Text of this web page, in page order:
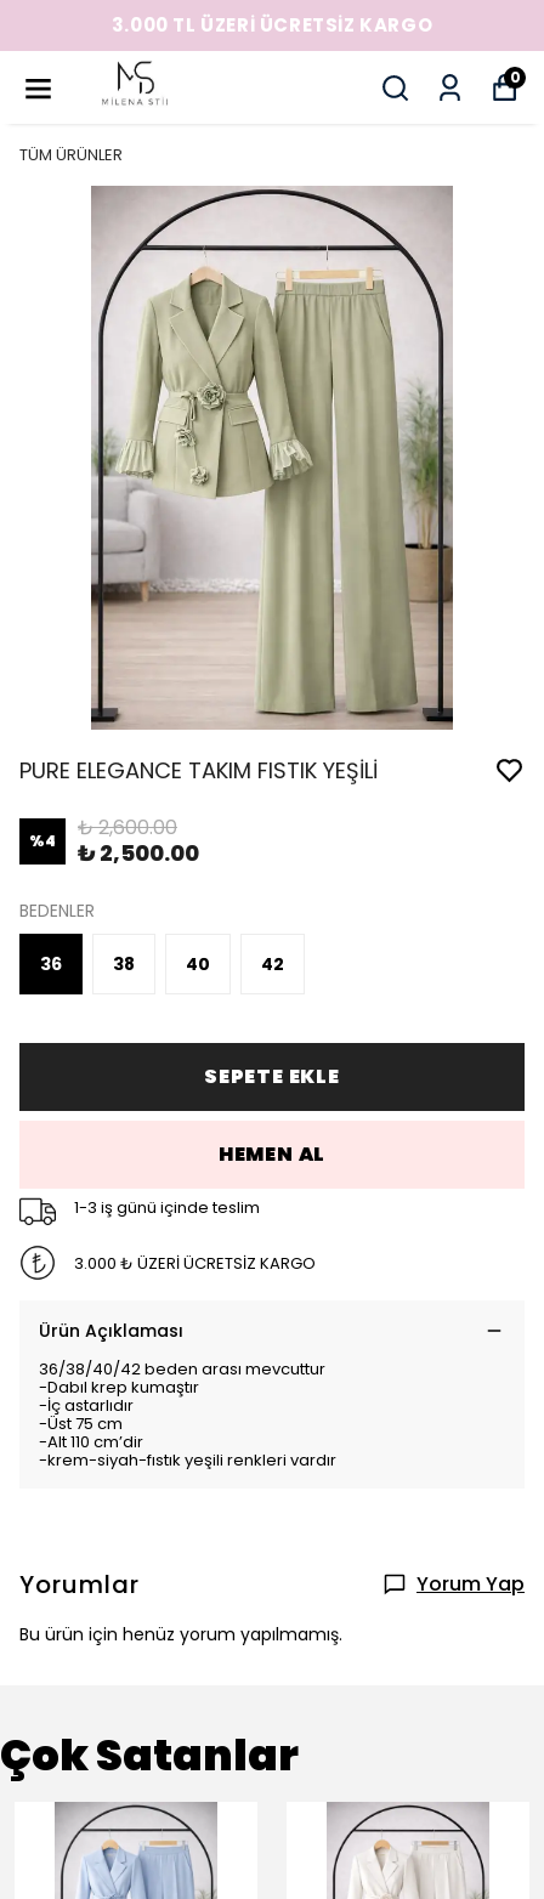
3.000 TL ÜZERİ ÜCRETSİZ KARGO
0
TÜM ÜRÜNLER
PURE ELEGANCE TAKIM FISTIK YEŞİLİ
%4 ₺ 2,600.00
₺ 2,500.00
BEDENLER
36 38 40 42
SEPETE EKLE
HEMEN AL
1-3 iş günü içinde teslim
3.000 ₺ ÜZERİ ÜCRETSİZ KARGO
Ürün Açıklaması
36/38/40/42 beden arası mevcuttur
-Dabıl krep kumaştır
-İç astarlıdır
-Üst 75 cm
-Alt 110 cm’dir
-krem-siyah-fıstık yeşili renkleri vardır
Yorumlar Yorum Yap
Bu ürün için henüz yorum yapılmamış.
Çok Satanlar